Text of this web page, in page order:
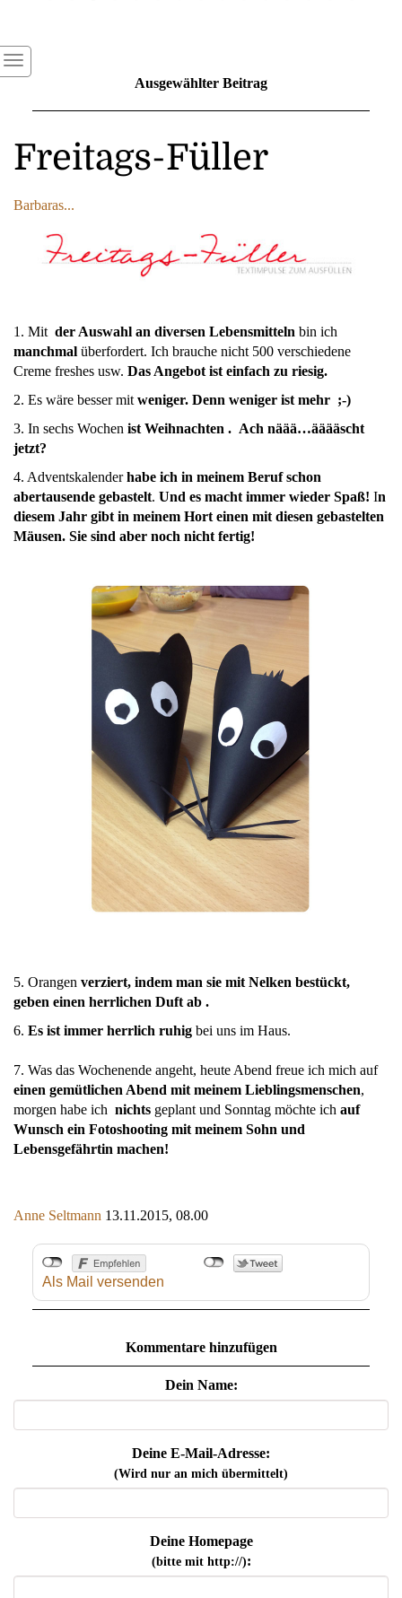
Ausgewählter Beitrag
Freitags-Füller
Barbaras...
1. Mit der Auswahl an diversen Lebensmitteln bin ich
manchmal überfordert. Ich brauche nicht 500 verschiedene
Creme freshes usw. Das Angebot ist einfach zu riesig.
2. Es wäre besser mit weniger. Denn weniger ist mehr ;-)
3. In sechs Wochen ist Weihnachten . Ach näää…ääääscht
jetzt?
4. Adventskalenderhabe ich in meinem Beruf schon
abertausende gebastelt. Und es macht immer wieder Spaß! In
diesem Jahr gibt in meinem Hort einen mit diesen gebastelten
Mäusen. Sie sind aber noch nicht fertig!
5. Orangen verziert, indem man sie mit Nelken bestückt,
geben einen herrlichen Duft ab .
6. Es ist immer herrlich ruhig bei uns im Haus.
7. Was das Wochenende angeht, heute Abend freue ich mich auf
einen gemütlichen Abend mit meinem Lieblingsmenschen,
morgen habe ich nichts geplant und Sonntag möchte ich auf
Wunsch ein Fotoshooting mit meinem Sohn und
Lebensgefährtin machen!
Anne Seltmann 13.11.2015, 08.00
Als Mail versenden
Kommentare hinzufügen
Dein Name:
Deine E-Mail-Adresse:
(Wird nur an mich übermittelt)
Deine Homepage
(bitte mit http://):